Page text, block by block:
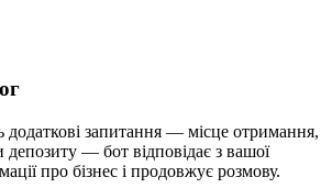
додаткові запитання — місце отримання,
— бот відповідає з вашої
про бізнес і продовжує розмову.